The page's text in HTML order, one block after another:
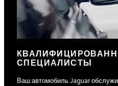
СПЕЦИАЛИСТЫ
Ваш автомобиль Jaguar